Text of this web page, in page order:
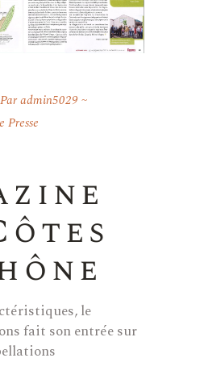
Paradmin5029
Presse
le
fait son entrée sur